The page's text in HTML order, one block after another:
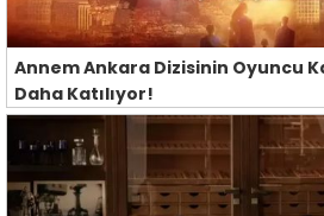
Annem Ankara Dizisinin Oyuncu
Daha Katılıyor!